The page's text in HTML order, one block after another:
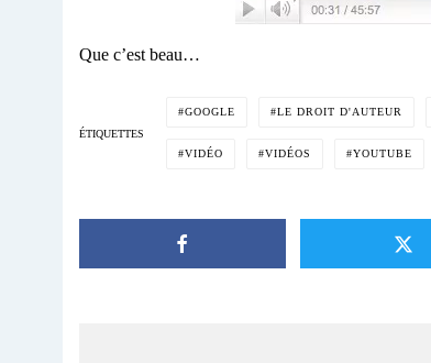
Que c’est beau…
ÉTIQUETTES
GOOGLE LE DROIT D'AUTEUR
VIDÉO VIDÉOS YOUTUBE